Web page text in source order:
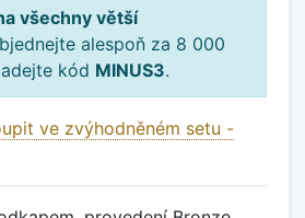
všechny větší
alespoň za 8 000
kód MINUS3.
ve zvýhodněném setu -